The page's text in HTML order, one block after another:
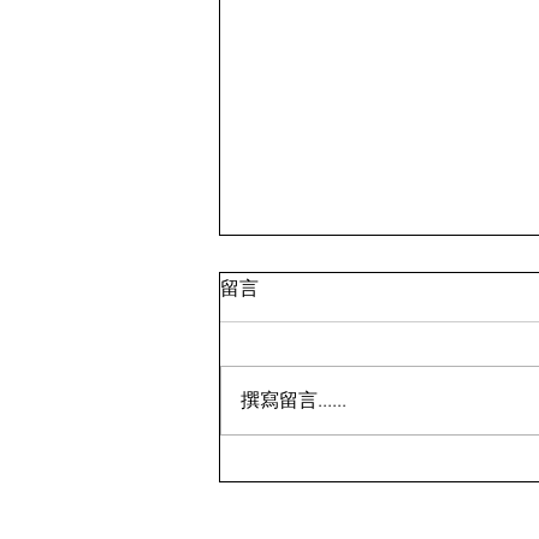
留言
撰寫留言......